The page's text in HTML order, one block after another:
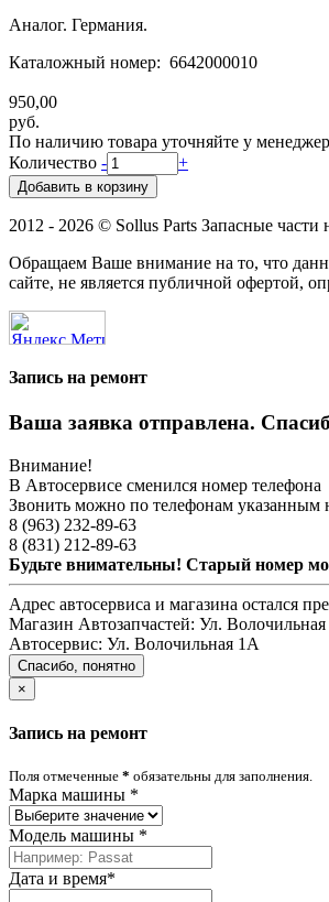
Аналог. Германия.
Каталожный номер: 6642000010
950,00
руб.
По наличию товара уточняйте у
Количество - +
2012 - 2026 © Sollus Parts Запасные
Обращаем Ваше внимание на то, что
сайте, не является публичной офертой,
Запись на ремонт
Ваша заявка отправлена.
Внимание!
В Автосервисе сменился номер телефона
Звонить можно по телефонам указанным
8 (963) 232-89-63
8 (831) 212-89-63
Будьте внимательны! Старый номер
Адрес автосервиса и магазина остался
Магазин Автозапчастей: Ул.
Автосервис: Ул. Волочильная 1А
Спасибо, понятно
×
Запись на ремонт
Поля отмеченные * обязательны для заполнения.
Марка машины *
Модель машины *
Дата и время*